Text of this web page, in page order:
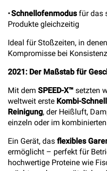
•Schnellofenmodusfür das
Produkte gleichzeitig
Ideal für Stoßzeiten, in
Kompromisse bei
2021: Der Maßstab für
Mit dem SPEED-X™ setzten
weltweit erste Kombi-
Reinigung, der Heißluft,
einzeln oder im
Ein Gerät, das flexibles
ermöglicht – perfekt für
hochwertige Proteine wie